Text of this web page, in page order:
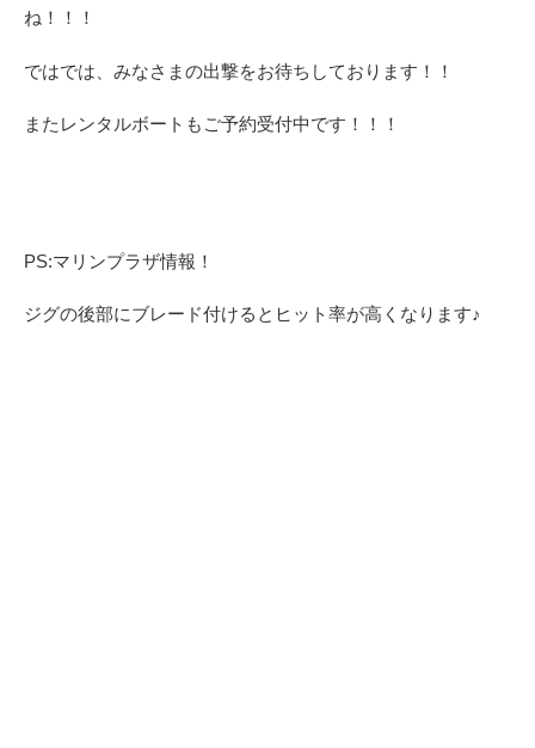
ね！！！
ではでは、みなさまの出撃をお待ちしております！！
またレンタルボートもご予約受付中です！！！
PS:マリンプラザ情報！
ジグの後部にブレード付けるとヒット率が高くなります♪